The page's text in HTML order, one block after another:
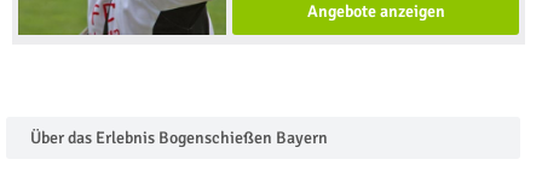
Angebote anzeigen
Über das Erlebnis Bogenschießen Bayern